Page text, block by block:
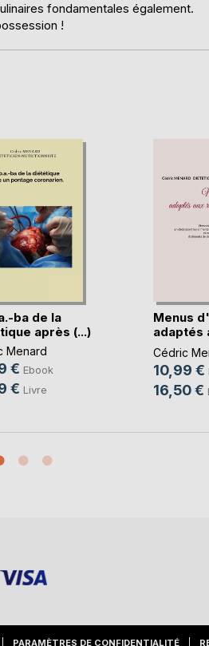
fondamentales également.
!
ba de la
après (...)
Menard
€ Ebook
€ Livre
Menus
adaptés
règles(...)
Cédric
10,99 €
16,50 €
PARAMÈTRES DE CONFIDENTIALITÉ